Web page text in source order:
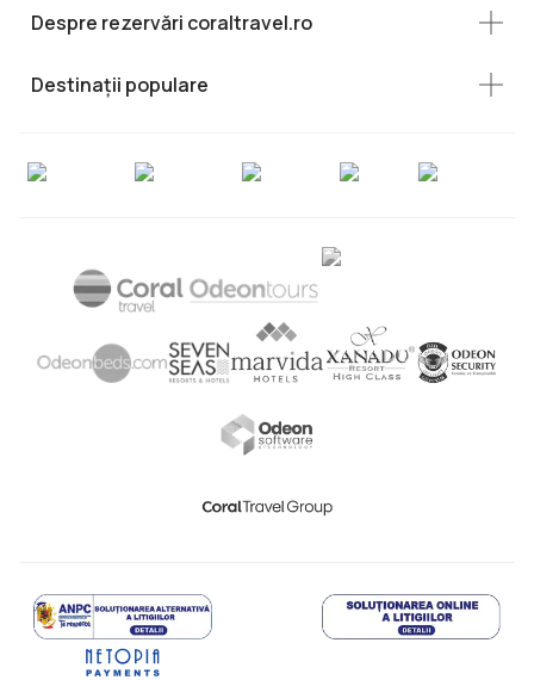
Despre rezervări coraltravel.ro
Destinații populare